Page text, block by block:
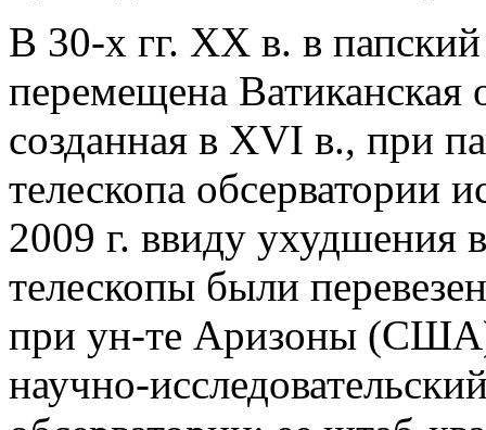
В 30-х гг. ХХ в. в
перемещена Ватиканская
созданная в XVI в., при
телескопа обсерватории
2009 г. ввиду ухудшения
телескопы были
при ун-те Аризоны (США),
научно-